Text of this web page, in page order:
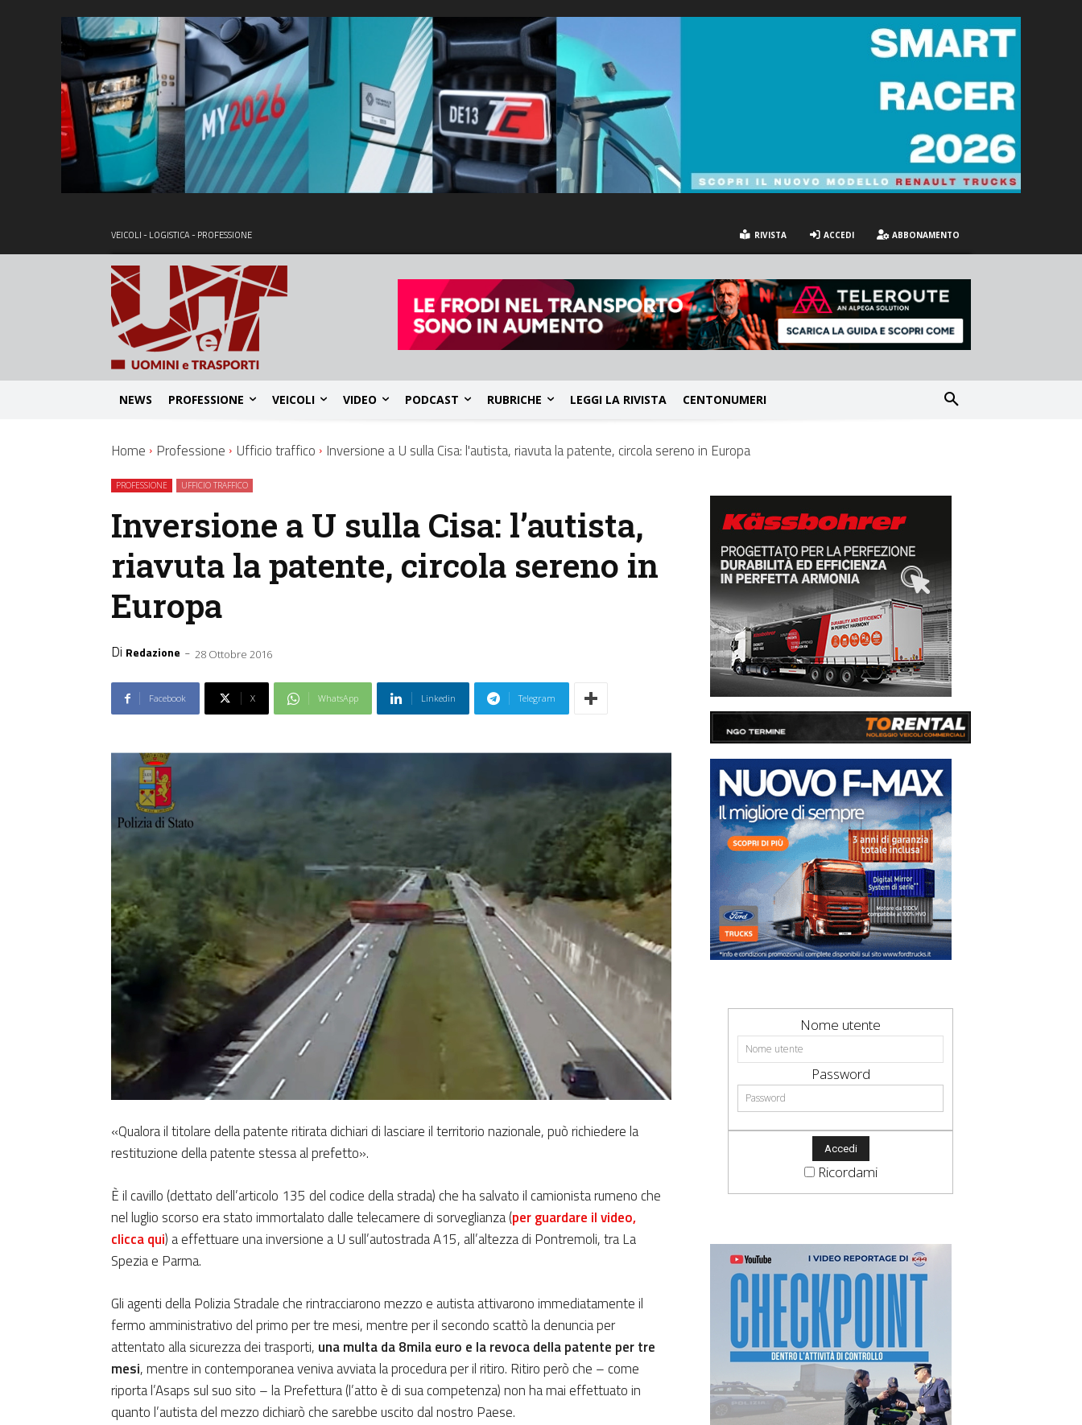
VEICOLI - LOGISTICA - PROFESSIONE RIVISTA ACCEDI ABBONAMENTO
NEWS PROFESSIONE VEICOLI VIDEO PODCAST RUBRICHE LEGGI LA RIVISTA CENTONUMERI
Home Professione Ufficio traffico Inversione a U sulla Cisa: l'autista, riavuta la patente, circola sereno in Europa
PROFESSIONE UFFICIO TRAFFICO
Inversione a U sulla Cisa: l’autista,
riavuta la patente, circola sereno in
Europa
Di Redazione - 28 Ottobre 2016
Facebook X WhatsApp Linkedin Telegram
«Qualora il titolare della patente ritirata dichiari di lasciare il territorio nazionale, può richiedere la
restituzione della patente stessa al prefetto».
È il cavillo (dettato dell’articolo 135 del codice della strada) che ha salvato il camionista rumeno che
nel luglio scorso era stato immortalato dalle telecamere di sorveglianza (per guardare il video,
clicca qui) a effettuare una inversione a U sull’autostrada A15, all’altezza di Pontremoli, tra La
Spezia e Parma.
Gli agenti della Polizia Stradale che rintracciarono mezzo e autista attivarono immediatamente il
fermo amministrativo del primo per tre mesi, mentre per il secondo scattò la denuncia per
attentato alla sicurezza dei trasporti, una multa da 8mila euro e la revoca della patente per tre
mesi, mentre in contemporanea veniva avviata la procedura per il ritiro. Ritiro però che – come
riporta l’Asaps sul suo sito – la Prefettura (l’atto è di sua competenza) non ha mai effettuato in
quanto l’autista del mezzo dichiarò che sarebbe uscito dal nostro Paese.
Nome utente
Password
Ricordami